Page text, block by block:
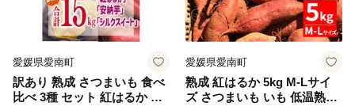
愛媛県愛南町
訳あり 熟成 さつまいも 食べ
比べ 3種 セット 紅はるか 安
愛媛県愛南町
熟成 紅はるか 5kg M-Lサイ
ズ さつまいも いも 低温熟成